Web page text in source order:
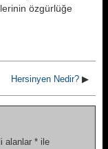
özgürlüğe
Hersinyen Nedir? ▶
alanlar * ile